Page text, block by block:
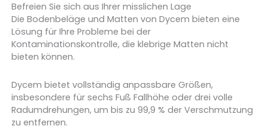
Befreien Sie sich aus Ihrer misslichen Lage
Die Bodenbeläge und Matten von Dycem bieten eine
Lösung für Ihre Probleme bei der
Kontaminationskontrolle, die klebrige Matten nicht
bieten können.
Dycem bietet vollständig anpassbare Größen,
insbesondere für sechs Fuß Fallhöhe oder drei volle
Radumdrehungen, um bis zu 99,9 % der Verschmutzung
zu entfernen.